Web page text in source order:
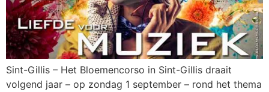
Sint-Gillis – Het Bloemencorso in Sint-Gillis draait
volgend jaar – op zondag 1 september – rond het thema